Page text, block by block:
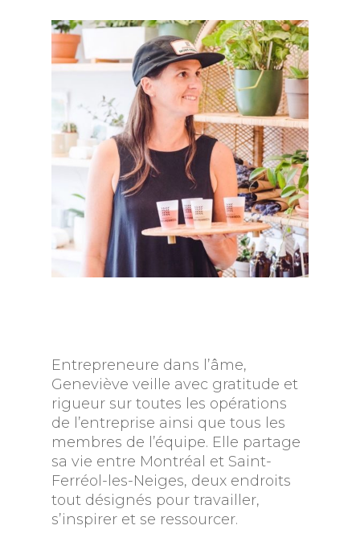
Entrepreneure dans l’âme,
Geneviève veille avec gratitude et
rigueur sur toutes les opérations
de l’entreprise ainsi que tous les
membres de l’équipe. Elle partage
sa vie entre Montréal et Saint-
Ferréol-les-Neiges, deux endroits
tout désignés pour travailler,
s’inspirer et se ressourcer.